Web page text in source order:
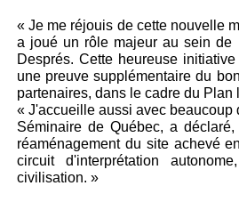
« Je me réjouis de cette nouvelle
a joué un rôle majeur au sein de
Després. Cette heureuse
une preuve supplémentaire du
partenaires, dans le cadre du
« J'accueille aussi avec
Séminaire de Québec, a
réaménagement du site achevé
circuit d'interprétation
civilisation. »